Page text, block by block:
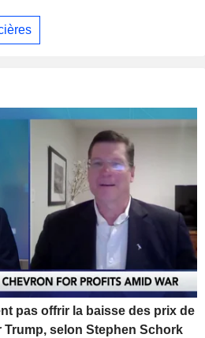
pas offrir la baisse des prix de
Trump, selon Stephen Schork